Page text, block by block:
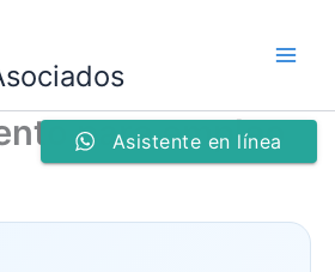
para empleo
Asistente en línea